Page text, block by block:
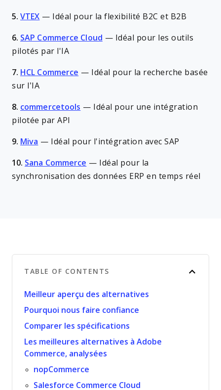
5. VTEX — Idéal pour la flexibilité B2C et B2B
6. SAP Commerce Cloud — Idéal pour les outils
pilotés par l'IA
7. HCL Commerce —
Idéal pour la recherche basée
sur l’IA
8. commercetools —
Idéal pour une intégration
pilotée par API
9. Miva — Idéal pour l'intégration avec SAP
10. Sana Commerce —
Idéal pour la
synchronisation des données ERP en temps réel
TABLE OF CONTENTS
Meilleur aperçu des alternatives
Pourquoi nous faire confiance
Comparer les spécifications
Les meilleures alternatives à Adobe
Commerce, analysées
nopCommerce
Salesforce Commerce Cloud